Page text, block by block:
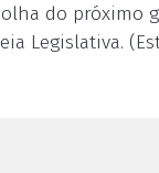
do próximo
Legislativa.